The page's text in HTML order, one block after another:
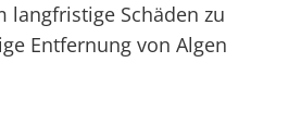
langfristige Schäden zu
Entfernung von Algen